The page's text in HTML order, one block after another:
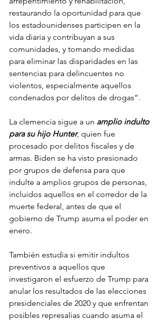
restaurando la oportunidad para que
los estadounidenses participen en la
vida diaria y contribuyan a sus
comunidades, y tomando medidas
para eliminar las disparidades en las
sentencias para delincuentes no
violentos, especialmente aquellos
condenados por delitos de drogas”.
La clemencia sigue a un amplio indulto
para su hijo Hunter, quien fue
procesado por delitos fiscales y de
armas. Biden se ha visto presionado
por grupos de defensa para que
indulte a amplios grupos de personas,
incluidos aquellos en el corredor de la
muerte federal, antes de que el
gobierno de Trump asuma el poder en
enero.
También estudia si emitir indultos
preventivos a aquellos que
investigaron el esfuerzo de Trump para
anular los resultados de las elecciones
presidenciales de 2020 y que enfrentan
posibles represalias cuando asuma el